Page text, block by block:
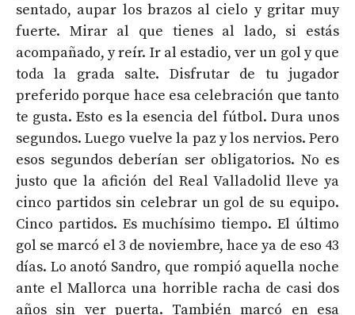
sentado, aupar los brazos al cielo y gritar muy
fuerte. Mirar al que tienes al lado, si estás
acompañado, y reír. Ir al estadio, ver un gol y que
toda la grada salte. Disfrutar de tu jugador
preferido porque hace esa celebración que tanto
te gusta. Esto es la esencia del fútbol. Dura unos
segundos. Luego vuelve la paz y los nervios. Pero
esos segundos deberían ser obligatorios. No es
justo que la afición del Real Valladolid lleve ya
cinco partidos sin celebrar un gol de su equipo.
Cinco partidos. Es muchísimo tiempo. El último
gol se marcó el 3 de noviembre, hace ya de eso 43
días. Lo anotó Sandro, que rompió aquella noche
ante el Mallorca una horrible racha de casi dos
años sin ver puerta. También marcó en esa